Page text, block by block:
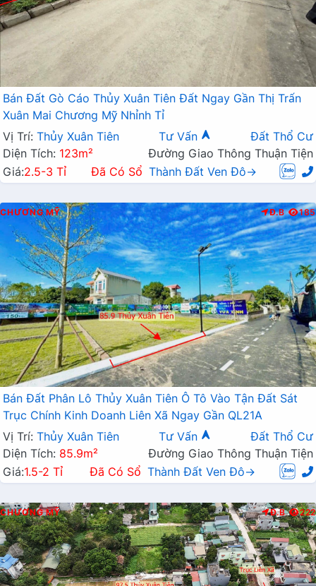
Bán Đất Gò Cáo Thủy Xuân Tiên Đất Ngay Gần Thị Trấn
Xuân Mai Chương Mỹ Nhỉnh Tỉ
Vị Trí: Thủy Xuân Tiên Tư Vấn
Đất Thổ Cư
Diện Tích: 123m²
Đường Giao Thông Thuận Tiện
Giá:2.5-3 Tỉ Đã Có Sổ Thành Đất Ven Đô→
CHƯƠNG MỸ Đ.B 185
Bán Đất Phân Lô Thủy Xuân Tiên Ô Tô Vào Tận Đất Sát
Trục Chính Kinh Doanh Liên Xã Ngay Gần QL21A
Vị Trí: Thủy Xuân Tiên Tư Vấn
Đất Thổ Cư
Diện Tích: 85.9m²
Đường Giao Thông Thuận Tiện
Giá:1.5-2 Tỉ Đã Có Sổ Thành Đất Ven Đô→
CHƯƠNG MỸ Đ.B 222